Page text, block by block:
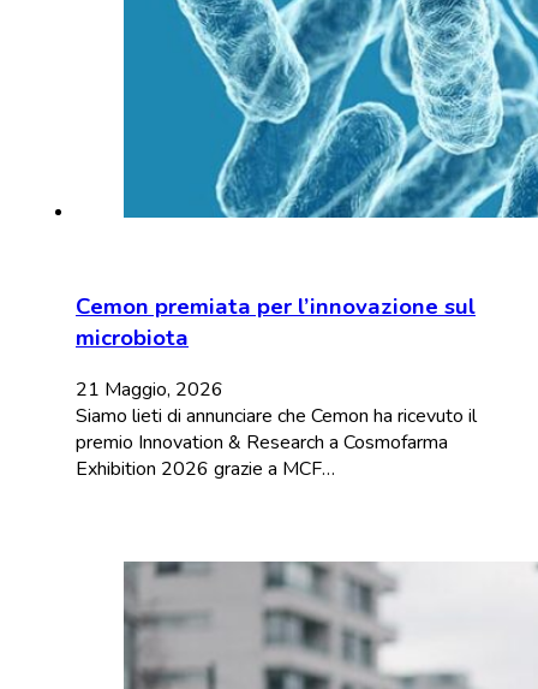
Cemon premiata per l’innovazione sul
microbiota
21 Maggio, 2026
Siamo lieti di annunciare che Cemon ha ricevuto il
premio Innovation & Research a Cosmofarma
Exhibition 2026 grazie a MCF…